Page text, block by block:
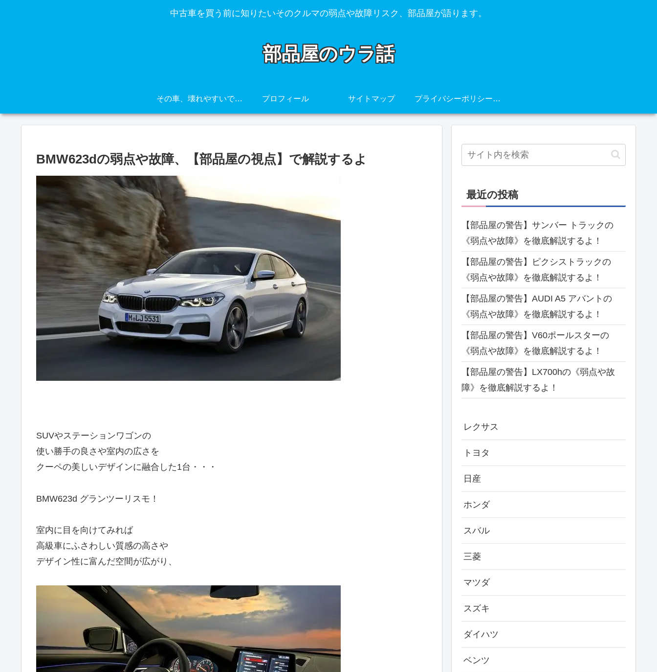
中古車を買う前に知りたいそのクルマの弱点や故障リスク、部品屋が語ります。
部品屋のウラ話
その車、壊れやすいですよ・・・ プロフィール サイトマップ プライバシーポリシー・免責事項
BMW623dの弱点や故障、【部品屋の視点】で解説するよ
SUVやステーションワゴンの
使い勝手の良さや室内の広さを
クーペの美しいデザインに融合した1台・・・
BMW623d グランツーリスモ！
室内に目を向けてみれば
高級車にふさわしい質感の高さや
デザイン性に富んだ空間が広がり、
最近の投稿
【部品屋の警告】サンバー トラックの
《弱点や故障》を徹底解説するよ！
【部品屋の警告】ピクシストラックの
《弱点や故障》を徹底解説するよ！
【部品屋の警告】AUDI A5 アバントの
《弱点や故障》を徹底解説するよ！
【部品屋の警告】V60ポールスターの
《弱点や故障》を徹底解説するよ！
【部品屋の警告】LX700hの《弱点や故
障》を徹底解説するよ！
レクサス
トヨタ
日産
ホンダ
スバル
三菱
マツダ
スズキ
ダイハツ
ベンツ